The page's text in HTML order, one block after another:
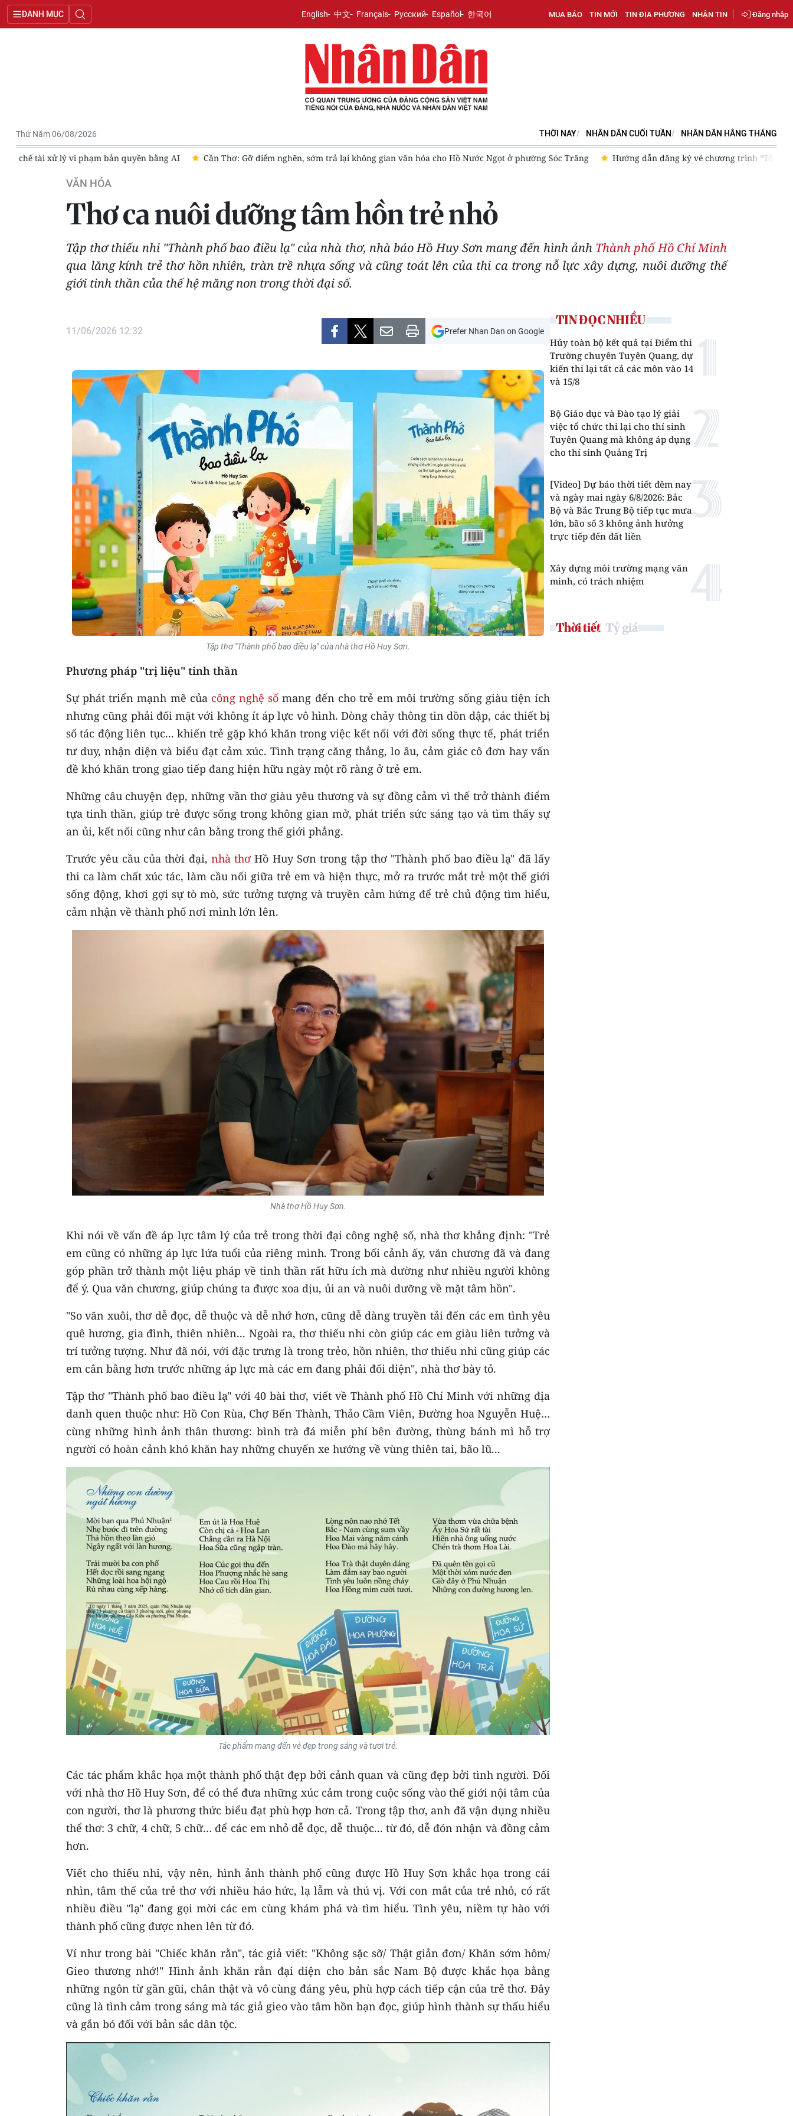
DANH MỤC English 中文 Français Русский Español 한국어 MUA BÁO TIN MỚI TIN ĐỊA PHƯƠNG NHẬN TIN Đăng nhập
Thứ Năm 06/08/2026 THỜI NAY NHÂN DÂN CUỐI TUẦN NHÂN DÂN HẰNG THÁNG
Cần Thơ: Gỡ điểm nghẽn, sớm trả lại không gian văn hóa cho Hồ Nước Ngọt ở phường Sóc Trăng Hướng dẫn đăng ký vé chương trình “Tổ quốc trong tim” [Ảnh] Bến Nhà Rồng
VĂN HÓA
Thơ ca nuôi dưỡng tâm hồn trẻ nhỏ
Tập thơ thiếu nhi "Thành phố bao điều lạ" của nhà thơ, nhà báo Hồ Huy Sơn mang đến hình ảnh Thành phố Hồ Chí Minh
qua lăng kính trẻ thơ hồn nhiên, tràn trề nhựa sống và cũng toát lên của thi ca trong nỗ lực xây dựng, nuôi dưỡng thế
giới tinh thần của thế hệ măng non trong thời đại số.
11/06/2026 12:32 Prefer Nhan Dan on Google
Tập thơ "Thành phố bao điều lạ" của nhà thơ Hồ Huy Sơn.
Phương pháp "trị liệu" tinh thần
Sự phát triển mạnh mẽ của công nghệ số mang đến cho trẻ em môi trường sống giàu tiện ích
nhưng cũng phải đối mặt với không ít áp lực vô hình. Dòng chảy thông tin dồn dập, các thiết bị
số tác động liên tục... khiến trẻ gặp khó khăn trong việc kết nối với đời sống thực tế, phát triển
tư duy, nhận diện và biểu đạt cảm xúc. Tình trạng căng thẳng, lo âu, cảm giác cô đơn hay vấn
đề khó khăn trong giao tiếp đang hiện hữu ngày một rõ ràng ở trẻ em.
Những câu chuyện đẹp, những vần thơ giàu yêu thương và sự đồng cảm vì thế trở thành điểm
tựa tinh thần, giúp trẻ được sống trong không gian mở, phát triển sức sáng tạo và tìm thấy sự
an ủi, kết nối cũng như cân bằng trong thế giới phẳng.
Trước yêu cầu của thời đại, nhà thơ Hồ Huy Sơn trong tập thơ "Thành phố bao điều lạ" đã lấy
thi ca làm chất xúc tác, làm cầu nối giữa trẻ em và hiện thực, mở ra trước mắt trẻ một thế giới
sống động, khơi gợi sự tò mò, sức tưởng tượng và truyền cảm hứng để trẻ chủ động tìm hiểu,
cảm nhận về thành phố nơi mình lớn lên.
Nhà thơ Hồ Huy Sơn.
Khi nói về vấn đề áp lực tâm lý của trẻ trong thời đại công nghệ số, nhà thơ khẳng định: "Trẻ
em cũng có những áp lực lứa tuổi của riêng mình. Trong bối cảnh ấy, văn chương đã và đang
góp phần trở thành một liệu pháp về tinh thần rất hữu ích mà dường như nhiều người không
để ý. Qua văn chương, giúp chúng ta được xoa dịu, ủi an và nuôi dưỡng về mặt tâm hồn".
"So văn xuôi, thơ dễ đọc, dễ thuộc và dễ nhớ hơn, cũng dễ dàng truyền tải đến các em tình yêu
quê hương, gia đình, thiên nhiên... Ngoài ra, thơ thiếu nhi còn giúp các em giàu liên tưởng và
trí tưởng tượng. Như đã nói, với đặc trưng là trong trẻo, hồn nhiên, thơ thiếu nhi cũng giúp các
em cân bằng hơn trước những áp lực mà các em đang phải đối diện", nhà thơ bày tỏ.
Tập thơ "Thành phố bao điều lạ" với 40 bài thơ, viết về Thành phố Hồ Chí Minh với những địa
danh quen thuộc như: Hồ Con Rùa, Chợ Bến Thành, Thảo Cầm Viên, Đường hoa Nguyễn Huệ…
cùng những hình ảnh thân thương: bình trà đá miễn phí bên đường, thùng bánh mì hỗ trợ
người có hoàn cảnh khó khăn hay những chuyến xe hướng về vùng thiên tai, bão lũ...
Tác phẩm mang đến vẻ đẹp trong sáng và tươi trẻ.
Các tác phẩm khắc họa một thành phố thật đẹp bởi cảnh quan và cũng đẹp bởi tình người. Đối
với nhà thơ Hồ Huy Sơn, để có thể đưa những xúc cảm trong cuộc sống vào thế giới nội tâm của
con người, thơ là phương thức biểu đạt phù hợp hơn cả. Trong tập thơ, anh đã vận dụng nhiều
thể thơ: 3 chữ, 4 chữ, 5 chữ… để các em nhỏ dễ đọc, dễ thuộc... từ đó, dễ đón nhận và đồng cảm
hơn.
Viết cho thiếu nhi, vậy nên, hình ảnh thành phố cũng được Hồ Huy Sơn khắc họa trong cái
nhìn, tâm thế của trẻ thơ với nhiều háo hức, lạ lẫm và thú vị. Với con mắt của trẻ nhỏ, có rất
nhiều điều "lạ" đang gọi mời các em cùng khám phá và tìm hiểu. Tình yêu, niềm tự hào với
thành phố cũng được nhen lên từ đó.
Ví như trong bài "Chiếc khăn rằn", tác giả viết: "Không sặc sỡ/ Thật giản đơn/ Khăn sớm hôm/
Gieo thương nhớ!" Hình ảnh khăn rằn đại diện cho bản sắc Nam Bộ được khắc họa bằng
những ngôn từ gần gũi, chân thật và vô cùng đáng yêu, phù hợp cách tiếp cận của trẻ thơ. Đây
cũng là tình cảm trong sáng mà tác giả gieo vào tâm hồn bạn đọc, giúp hình thành sự thấu hiểu
và gắn bó đối với bản sắc dân tộc.
TIN ĐỌC NHIỀU
Hủy toàn bộ kết quả tại Điểm thi
Trường chuyên Tuyên Quang, dự
kiến thi lại tất cả các môn vào 14
và 15/8
Bộ Giáo dục và Đào tạo lý giải
việc tổ chức thi lại cho thí sinh
Tuyên Quang mà không áp dụng
cho thí sinh Quảng Trị
[Video] Dự báo thời tiết đêm nay
và ngày mai ngày 6/8/2026: Bắc
Bộ và Bắc Trung Bộ tiếp tục mưa
lớn, bão số 3 không ảnh hưởng
trực tiếp đến đất liền
Xây dựng môi trường mạng văn
minh, có trách nhiệm
Thời tiết Tỷ giá